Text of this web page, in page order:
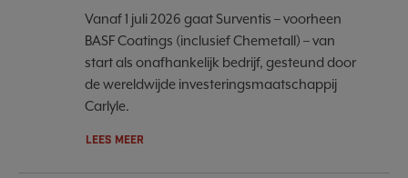
Vanaf 1 juli 2026 gaat Surventis – voorheen
BASF Coatings (inclusief Chemetall) – van
start als onafhankelijk bedrijf, gesteund door
de wereldwijde investeringsmaatschappij
Carlyle.
LEES MEER